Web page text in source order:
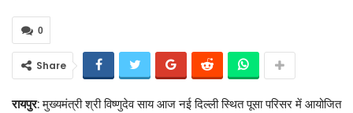
0
Share
रायपुर:मुख्यमंत्री श्री विष्णुदेव साय आज नई दिल्ली स्थित पूसा परिसर में आयोजित